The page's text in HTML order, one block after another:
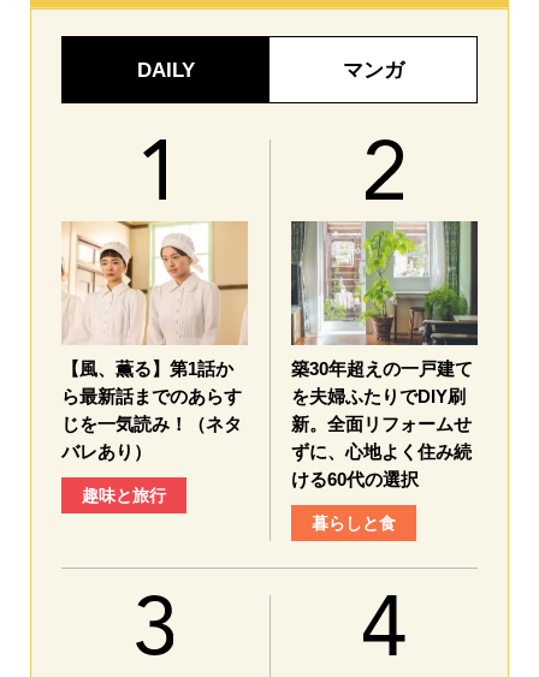
DAILY マンガ
【風、薫る】第1話か
ら最新話までのあらす
じを一気読み！（ネタ
バレあり）
趣味と旅行
築30年超えの一戸建て
を夫婦ふたりでDIY刷
新。全面リフォームせ
ずに、心地よく住み続
ける60代の選択
暮らしと食